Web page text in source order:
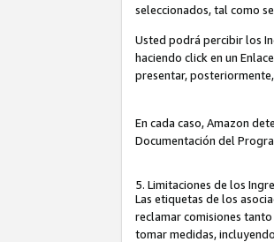
seleccionados, tal como
Usted podrá percibir los
haciendo click en un
presentar,
En cada caso, Amazon
Documentación del
5. Limitaciones de los
Las etiquetas de los
reclamar comisiones
tomar medidas,